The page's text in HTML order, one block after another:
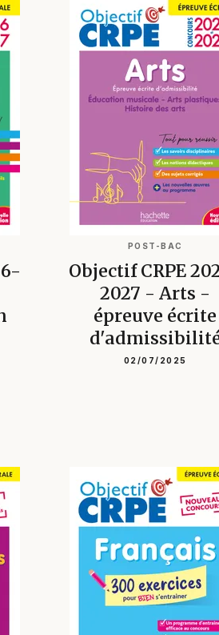
POST-BAC
Objectif CRPE
2027 - Arts -
épreuve écrite
02/07/2025